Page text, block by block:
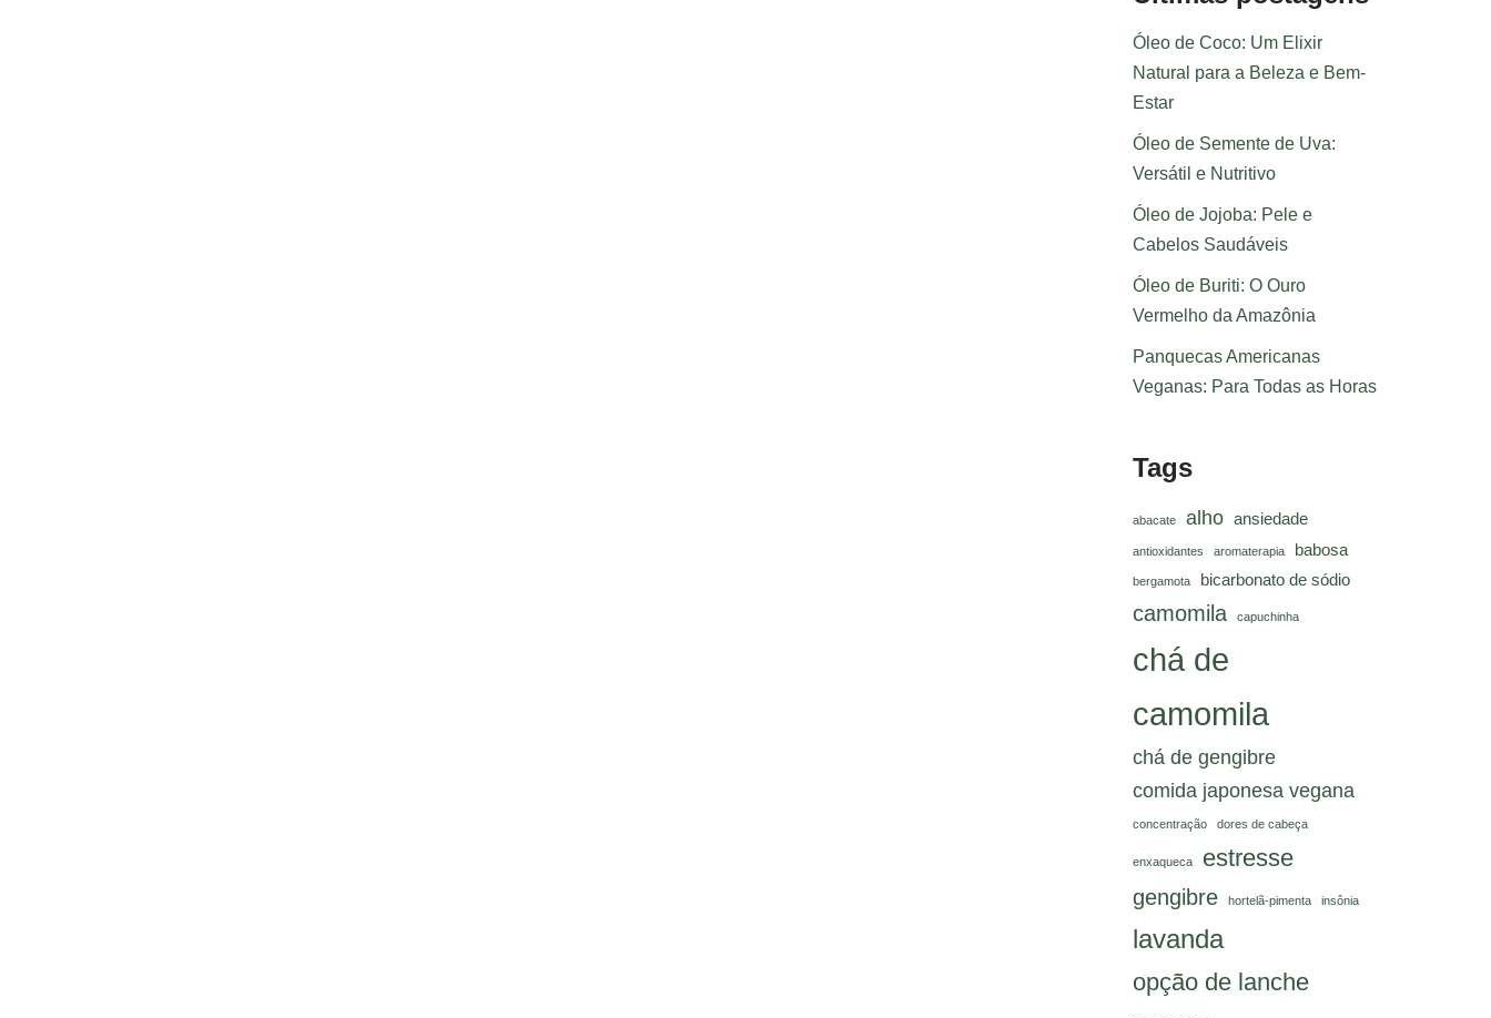
Óleo de Coco: Um Elixir
Natural para a Beleza e Bem-
Estar
Óleo de Semente de Uva:
Versátil e Nutritivo
Óleo de Jojoba: Pele e
Cabelos Saudáveis
Óleo de Buriti: O Ouro
Vermelho da Amazônia
Panquecas Americanas
Veganas: Para Todas as Horas
Tags
abacate alho ansiedade
antioxidantes aromaterapia babosa
bergamota bicarbonato de sódio
camomila capuchinha
chá de
camomila
chá de gengibre
comida japonesa vegana
concentração dores de cabeça
enxaqueca estresse
gengibre hortelã-pimenta insônia
lavanda
opção de lanche